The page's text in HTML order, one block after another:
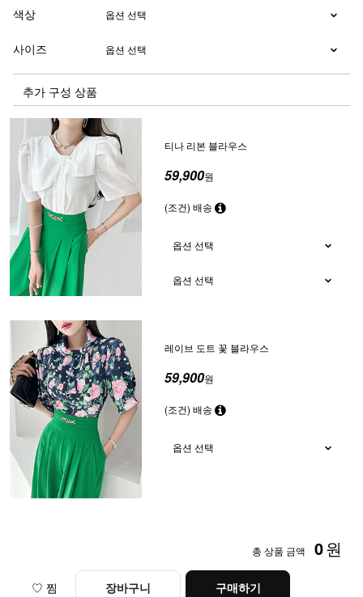
색상
사이즈
추가 구성 상품
티나 리본 블라우스
59,900원
(조건) 배송
레이브 도트 꽃 블라우스
59,900원
(조건) 배송
총 상품 금액 0원
♡ 찜 장바구니 구매하기